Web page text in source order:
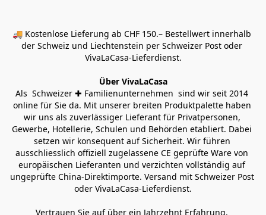
🚚 Kostenlose Lieferung ab CHF 150.– Bestellwert innerhalb
der Schweiz und Liechtenstein per Schweizer Post oder
VivaLaCasa-Lieferdienst.
Über VivaLaCasa
Als  Schweizer ✚ Familienunternehmen  sind wir seit 2014
online für Sie da. Mit unserer breiten Produktpalette haben
wir uns als zuverlässiger Lieferant für Privatpersonen,
Gewerbe, Hotellerie, Schulen und Behörden etabliert. Dabei
setzen wir konsequent auf Sicherheit. Wir führen
ausschliesslich offiziell zugelassene CE geprüfte Ware von
europäischen Lieferanten und verzichten vollständig auf
ungeprüfte China-Direktimporte. Versand mit Schweizer Post
oder VivaLaCasa-Lieferdienst.
Vertrauen Sie auf über ein Jahrzehnt Erfahrung,